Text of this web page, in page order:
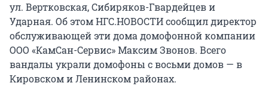
ул. Вертковская, Сибиряков-Гвардейцев и
Ударная. Об этом НГС.НОВОСТИ сообщил директор
обслуживающей эти дома домофонной компании
ООО «КамСан-Сервис» Максим Звонов. Всего
вандалы украли домофоны с восьми домов — в
Кировском и Ленинском районах.